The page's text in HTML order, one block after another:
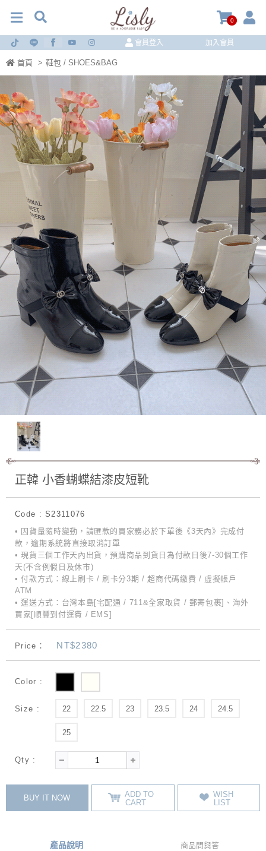
0
會員登入 加入會員
首頁 > 鞋包 / SHOES&BAG
正韓 小香蝴蝶結漆皮短靴
Code : S2311076
• 因貨量隨時變動，請匯款的買家務必於下單後《3天內》完成付
款，逾期系統將直接取消訂單
• 現貨三個工作天內出貨，預購商品到貨日為付款日後7-30個工作
天(不含例假日及休市)
• 付款方式：線上刷卡 / 刷卡分3期 / 超商代碼繳費 / 虛擬帳戶
ATM
• 運送方式：台灣本島[宅配通 / 711&全家取貨 / 郵寄包裹]、海外
買家[順豐到付運費 / EMS]
Price： NT$2380
Color :
Size : 22 22.5 23 23.5 24 24.5
25
Qty :
BUY IT NOW
ADD TO
CART
WISH
LIST
產品說明 商品問與答